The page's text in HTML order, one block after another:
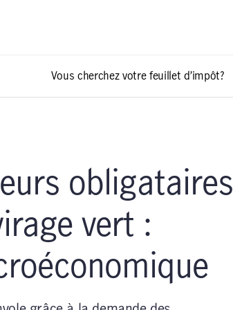
Vous cherchez votre feuillet d’impôt?
obligataires
vert :